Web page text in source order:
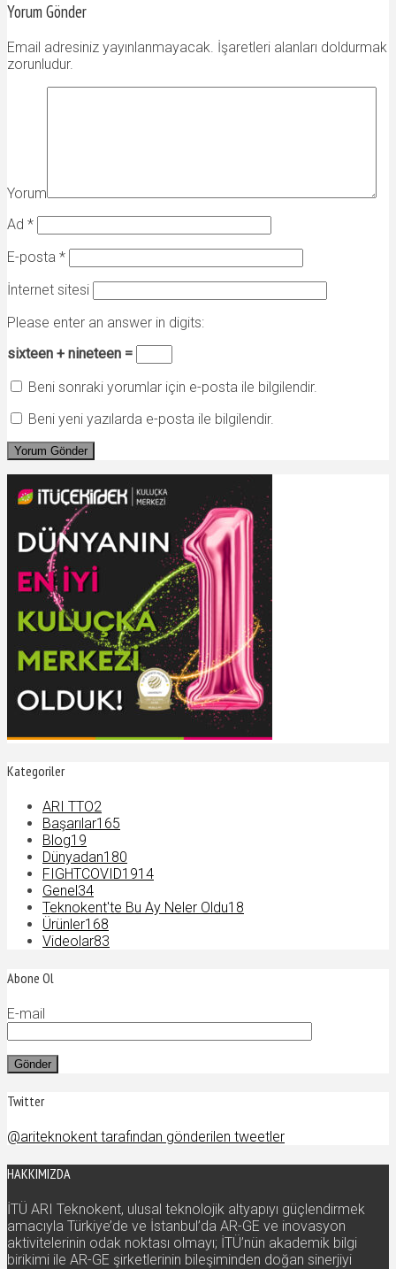
Yorum Gönder
Email adresiniz yayınlanmayacak. İşaretleri alanları doldurmak
zorunludur.
Yorum
Ad *
E-posta *
İnternet sitesi
Please enter an answer in digits:
sixteen + nineteen =
Beni sonraki yorumlar için e-posta ile bilgilendir.
Beni yeni yazılarda e-posta ile bilgilendir.
Kategoriler
ARI TTO2
Başarılar165
Blog19
Dünyadan180
FIGHTCOVID1914
Genel 34
Teknokent'te Bu Ay Neler Oldu18
Ürünler168
Videolar83
Abone Ol
E-mail
Twitter
@ariteknokent tarafından gönderilen tweetler
HAKKIMIZDA
İTÜ ARI Teknokent, ulusal teknolojik altyapıyı güçlendirmek
amacıyla Türkiye’de ve İstanbul’da AR-GE ve inovasyon
aktivitelerinin odak noktası olmayı; İTÜ’nün akademik bilgi
birikimi ile AR-GE şirketlerinin bileşiminden doğan sinerjiyi